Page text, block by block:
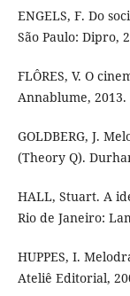
ENGELS, F. Do
São Paulo: Dipro,
FLÔRES, V. O
Annablume, 2013.
GOLDBERG, J.
(Theory Q).
HALL, Stuart. A
Rio de Janeiro:
HUPPES, I.
Ateliê Editorial,